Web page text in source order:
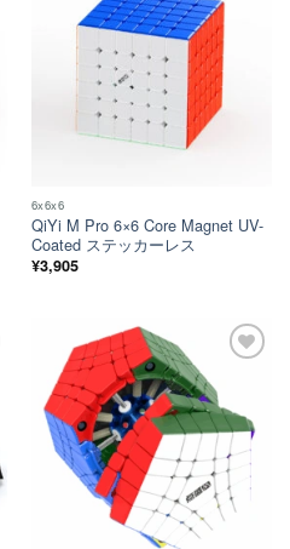
6x6x6
QiYi M Pro 6×6 Core Magnet UV-
Coated ステッカーレス
¥3,905